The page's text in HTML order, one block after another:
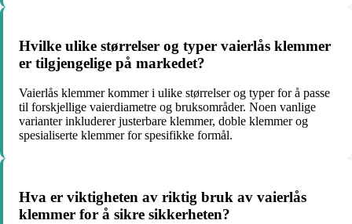
Hvilke ulike størrelser og typer vaierlås klemmer
er tilgjengelige på markedet?
Vaierlås klemmer kommer i ulike størrelser og typer for å passe
til forskjellige vaierdiametre og bruksområder. Noen vanlige
varianter inkluderer justerbare klemmer, doble klemmer og
spesialiserte klemmer for spesifikke formål.
Hva er viktigheten av riktig bruk av vaierlås
klemmer for å sikre sikkerheten?